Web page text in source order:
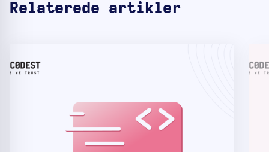
Relaterede artikler